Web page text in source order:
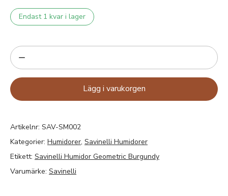
Endast 1 kvar i lager
Lägg i varukorgen
Artikelnr: SAV-SM002
Kategorier: Humidorer, Savinelli Humidorer
Etikett: Savinelli Humidor Geometric Burgundy
Varumärke: Savinelli